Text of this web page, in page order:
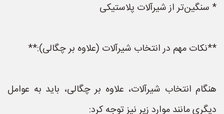
* سنگین‌تر از شیرآلات پلاستیکی
**نکات مهم در انتخاب شیرآلات (علاوه بر چگالی):**
هنگام انتخاب شیرآلات، علاوه بر چگالی، باید به عوامل
دیگری مانند موارد زیر نیز توجه کرد: